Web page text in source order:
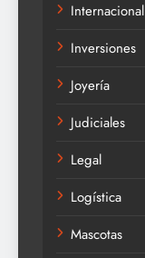
Internacional
Inversiones
Joyería
Judiciales
Legal
Logística
Mascotas